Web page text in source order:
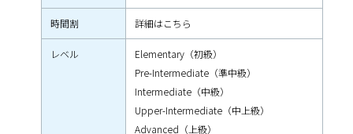
時間割 詳細はこちら
レベル
Elementary（初級）
Pre-Intermediate（準中級）
Intermediate（中級）
Upper-Intermediate（中上級）
Advanced（上級）